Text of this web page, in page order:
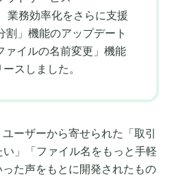
業務効率化をさらに支援
」機能のアップデート
ァイルの名前変更」機能
スしました。
ーザーから寄せられた「取引
」「ファイル名をもっと手軽
た声をもとに開発されたもの